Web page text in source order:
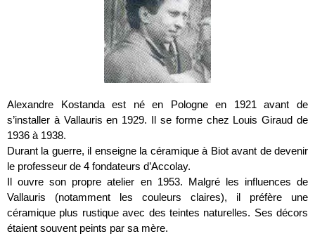
Alexandre Kostanda est né en Pologne en 1921 avant de
s’installer à Vallauris en 1929. Il se forme chez Louis Giraud de
1936 à 1938.
Durant la guerre, il enseigne la céramique à Biot avant de devenir
le professeur de 4 fondateurs d’Accolay.
Il ouvre son propre atelier en 1953. Malgré les influences de
Vallauris (notamment les couleurs claires), il préfère une
céramique plus rustique avec des teintes naturelles. Ses décors
étaient souvent peints par sa mère.